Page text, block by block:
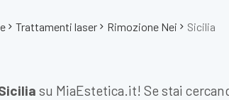
Trattamenti laser Rimozione Nei Sicilia
su MiaEstetica.it! Se stai